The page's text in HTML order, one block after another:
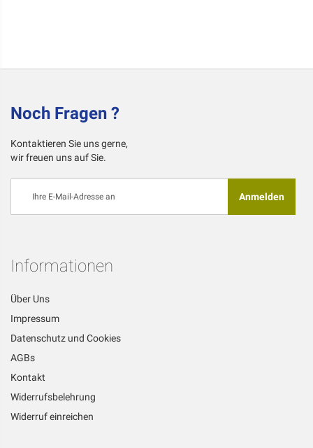
Noch Fragen ?
Kontaktieren Sie uns gerne,
wir freuen uns auf Sie.
sich
an:
Anmelden
Informationen
Über Uns
Impressum
Datenschutz und Cookies
AGBs
Kontakt
Widerrufsbelehrung
Widerruf einreichen